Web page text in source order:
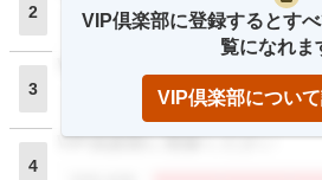
2
閲覧者数
3
4
VIP倶楽部に登録ください
VIP倶楽部に登録するとす
覧になれま
VIP倶楽部につい